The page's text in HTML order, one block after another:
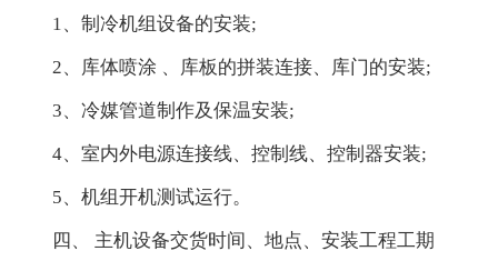
1、制冷机组设备的安装;
2、库体喷涂 、库板的拼装连接、库门的安装;
3、冷媒管道制作及保温安装;
4、室内外电源连接线、控制线、控制器安装;
5、机组开机测试运行。
四、 主机设备交货时间、地点、安装工程工期